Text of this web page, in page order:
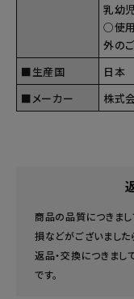
乳幼
○使
外の
■生産国
日本
■メーカー
株式
商品の品質につきまし
損などがございました
返品・交換につきまし
です。